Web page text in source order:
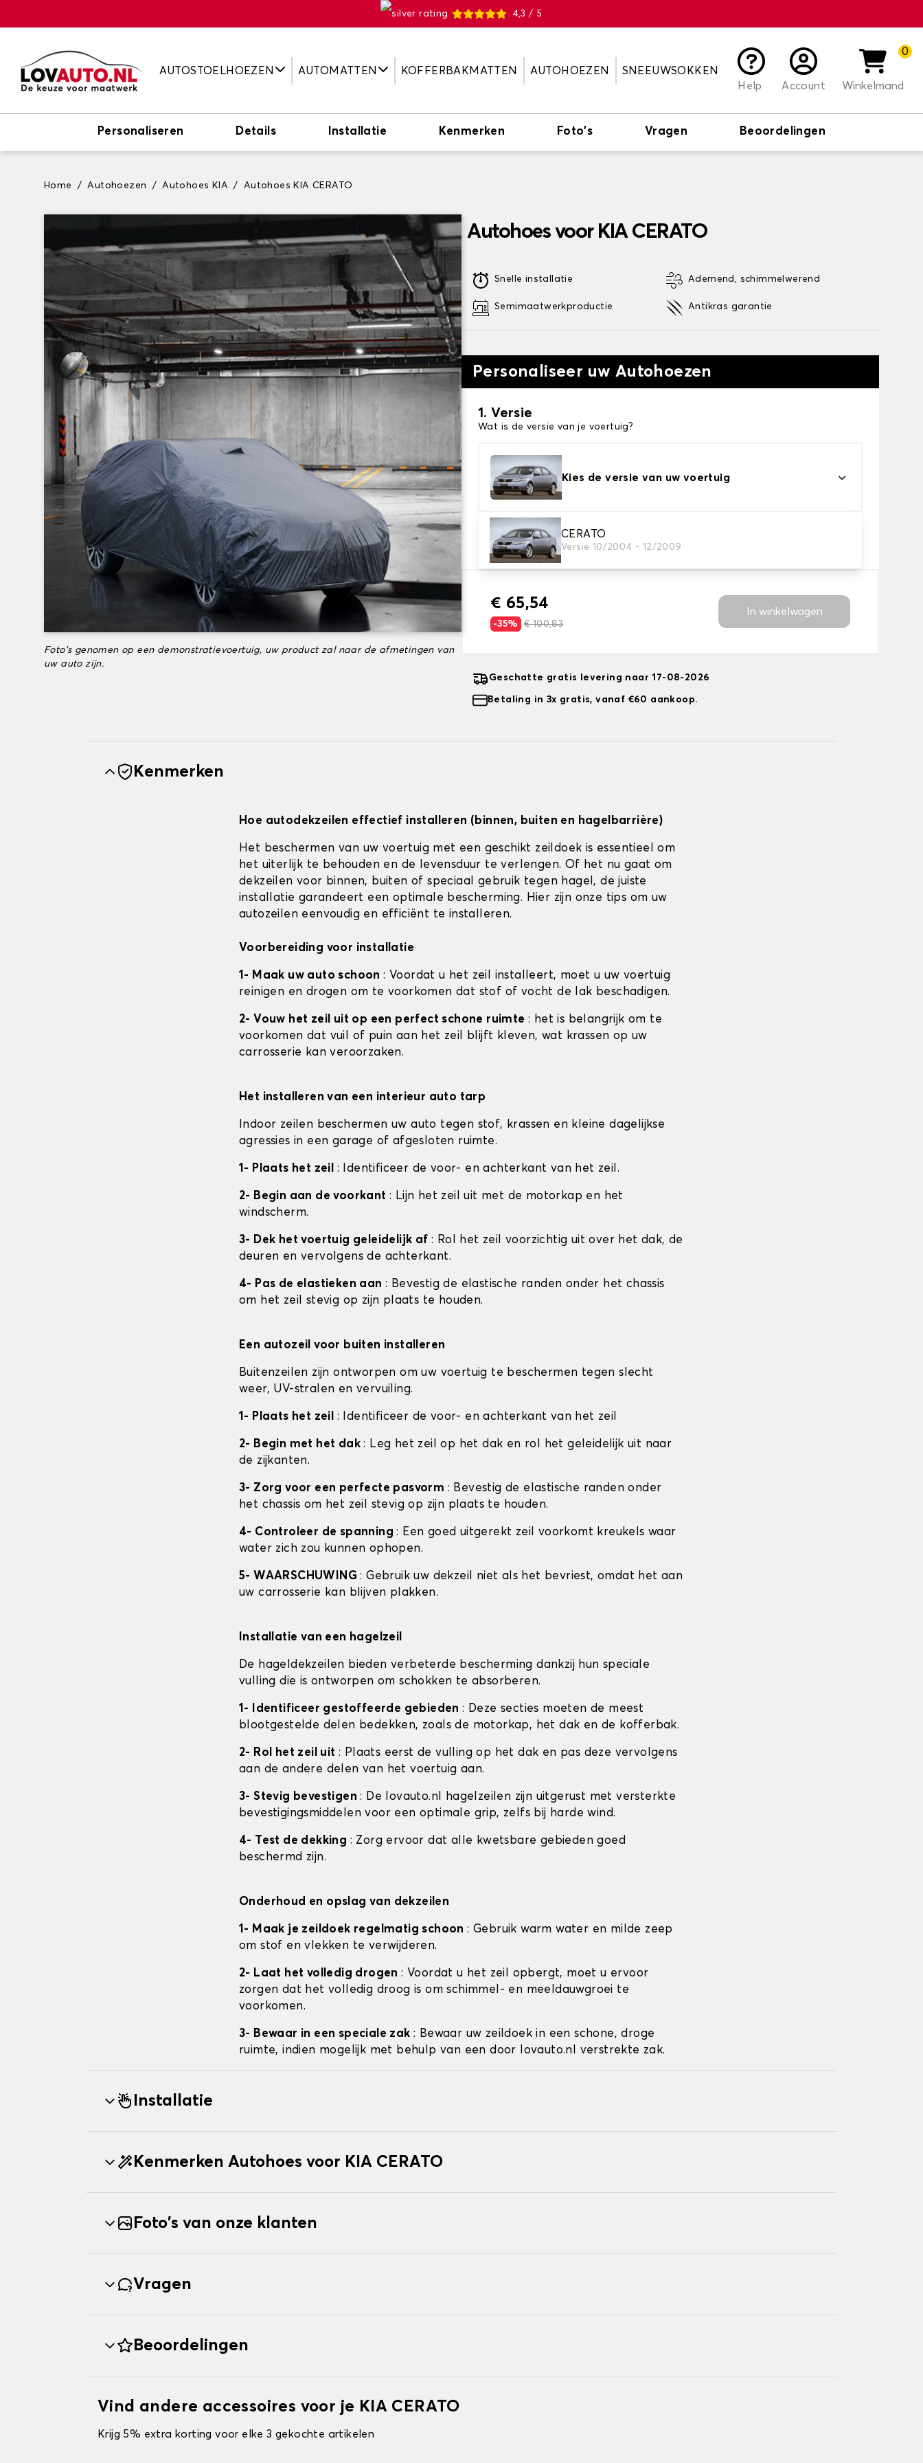
4,3 / 5
AUTOSTOELHOEZEN AUTOMATTEN KOFFERBAKMATTEN AUTOHOEZEN
SNEEUWSOKKEN
Help
Account
0
Winkelmand
Personaliseren Details Installatie Kenmerken Foto's Vragen Beoordelingen
Home Autohoezen Autohoes KIA Autohoes KIA CERATO
Foto's genomen op een demonstratievoertuig, uw product zal naar de afmetingen van
uw auto zijn.
Autohoes voor KIA CERATO
Snelle installatie
Semimaatwerkproductie
Ademend, schimmelwerend
Antikras garantie
Personaliseer uw Autohoezen
1. Versie
Wat is de versie van je voertuig?
Kies de versie van uw voertuig
CERATO
Versie 10/2004 - 12/2009
2. Beschermingsniveau
Kies de juiste beschermhoes voor uw behoeftes
€ 65,54
-35% € 100,83
In winkelwagen
Geschatte gratis levering naar 17-08-2026
Betaling in 3x gratis, vanaf €60 aankoop.
Kenmerken
Hoe autodekzeilen effectief installeren (binnen, buiten en hagelbarrière)
Het beschermen van uw voertuig met een geschikt zeildoek is essentieel om
het uiterlijk te behouden en de levensduur te verlengen. Of het nu gaat om
dekzeilen voor binnen, buiten of speciaal gebruik tegen hagel, de juiste
installatie garandeert een optimale bescherming. Hier zijn onze tips om uw
autozeilen eenvoudig en efficiënt te installeren.
Voorbereiding voor installatie
1- Maak uw auto schoon: Voordat u het zeil installeert, moet u uw voertuig
reinigen en drogen om te voorkomen dat stof of vocht de lak beschadigen.
2- Vouw het zeil uit op een perfect schone ruimte : het is belangrijk om te
voorkomen dat vuil of puin aan het zeil blijft kleven, wat krassen op uw
carrosserie kan veroorzaken.
Het installeren van een interieur auto tarp
Indoor zeilen beschermen uw auto tegen stof, krassen en kleine dagelijkse
agressies in een garage of afgesloten ruimte.
1- Plaats het zeil : Identificeer de voor- en achterkant van het zeil.
2- Begin aan de voorkant : Lijn het zeil uit met de motorkap en het
windscherm.
3- Dek het voertuig geleidelijk af : Rol het zeil voorzichtig uit over het dak, de
deuren en vervolgens de achterkant.
4- Pas de elastieken aan : Bevestig de elastische randen onder het chassis
om het zeil stevig op zijn plaats te houden.
Een autozeil voor buiten installeren
Buitenzeilen zijn ontworpen om uw voertuig te beschermen tegen slecht
weer, UV-stralen en vervuiling.
1- Plaats het zeil : Identificeer de voor- en achterkant van het zeil
2- Begin met het dak: Leg het zeil op het dak en rol het geleidelijk uit naar
de zijkanten.
3- Zorg voor een perfecte pasvorm : Bevestig de elastische randen onder
het chassis om het zeil stevig op zijn plaats te houden.
4- Controleer de spanning: Een goed uitgerekt zeil voorkomt kreukels waar
water zich zou kunnen ophopen.
5- WAARSCHUWING: Gebruik uw dekzeil niet als het bevriest, omdat het aan
uw carrosserie kan blijven plakken.
Installatie van een hagelzeil
De hageldekzeilen bieden verbeterde bescherming dankzij hun speciale
vulling die is ontworpen om schokken te absorberen.
1- Identificeer gestoffeerde gebieden: Deze secties moeten de meest
blootgestelde delen bedekken, zoals de motorkap, het dak en de kofferbak.
2- Rol het zeil uit : Plaats eerst de vulling op het dak en pas deze vervolgens
aan de andere delen van het voertuig aan.
3- Stevig bevestigen: De lovauto.nl hagelzeilen zijn uitgerust met versterkte
bevestigingsmiddelen voor een optimale grip, zelfs bij harde wind.
4- Test de dekking : Zorg ervoor dat alle kwetsbare gebieden goed
beschermd zijn.
Onderhoud en opslag van dekzeilen
1- Maak je zeildoek regelmatig schoon: Gebruik warm water en milde zeep
om stof en vlekken te verwijderen.
2- Laat het volledig drogen: Voordat u het zeil opbergt, moet u ervoor
zorgen dat het volledig droog is om schimmel- en meeldauwgroei te
voorkomen.
3- Bewaar in een speciale zak : Bewaar uw zeildoek in een schone, droge
ruimte, indien mogelijk met behulp van een door lovauto.nl verstrekte zak.
Installatie
Kenmerken Autohoes voor KIA CERATO
Foto's van onze klanten
Vragen
Beoordelingen
Vind andere accessoires voor je KIA CERATO
Krijg 5% extra korting voor elke 3 gekochte artikelen